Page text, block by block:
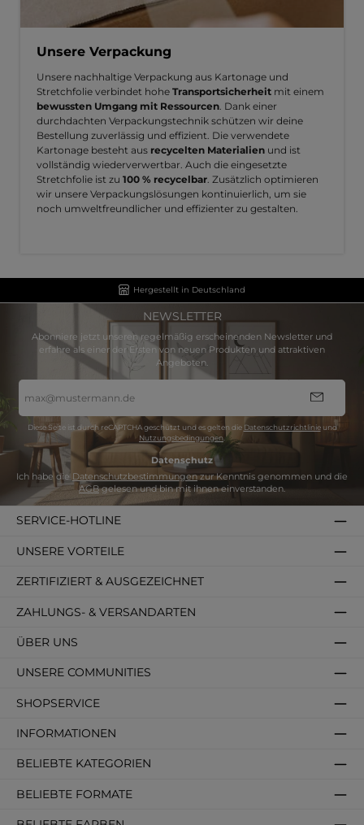
Unsere Verpackung
Unsere nachhaltige Verpackung aus Kartonage und
Stretchfolie verbindet hohe Transportsicherheit mit einem
bewussten Umgang mit Ressourcen . Dank einer
durchdachten Verpackungstechnik schützen wir deine
Bestellung zuverlässig und effizient. Die verwendete
Kartonage besteht aus recycelten Materialien und ist
vollständig wiederverwertbar. Auch die eingesetzte
Stretchfolie ist zu 100 % recycelbar . Zusätzlich optimieren
wir unsere Verpackungslösungen kontinuierlich, um sie
noch umweltfreundlicher und effizienter zu gestalten.
Hergestellt in Deutschland
NEWSLETTER
Abonniere jetzt unseren regelmäßig erscheinenden Newsletter und
erfahre als einer der Ersten von neuen Produkten und attraktiven
Angeboten.
Mail-
Adresse
Diese Seite ist durch reCAPTCHA geschützt und es gelten die Datenschutzrichtlinieund
Nutzungsbedingungen
Datenschutz
Ich habe die Datenschutzbestimmungenzur Kenntnis genommen und die
AGBgelesen und bin mit ihnen einverstanden.
SERVICE-HOTLINE
SHOPSERVICE
INFORMATIONEN
BELIEBTE KATEGORIEN
BELIEBTE FORMATE
ZAHLUNGS- & VERSANDARTEN
ÜBER UNS
ZERTIFIZIERT & AUSGEZEICHNET
UNSERE VORTEILE
UNSERE COMMUNITIES